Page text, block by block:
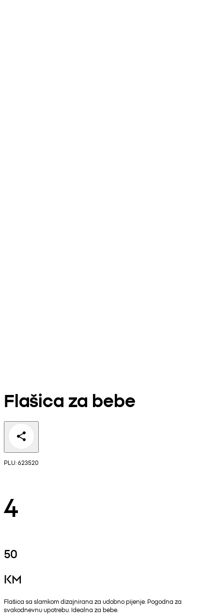
Flašica za bebe
PLU: 623520
4
50
KM
Flašica sa slamkom dizajnirana za udobno pijenje. Pogodna za
svakodnevnu upotrebu. Idealna za bebe.